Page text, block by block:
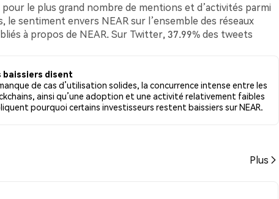
le plus grand nombre de mentions et d’activités parmi
sentiment envers NEAR sur l’ensemble des réseaux
à propos de NEAR. Sur Twitter, 37.99% des tweets
baissiers disent
de cas d’utilisation solides, la concurrence intense entre les
ainsi qu’une adoption et une activité relativement faibles
pourquoi certains investisseurs restent baissiers sur NEAR.
Plus